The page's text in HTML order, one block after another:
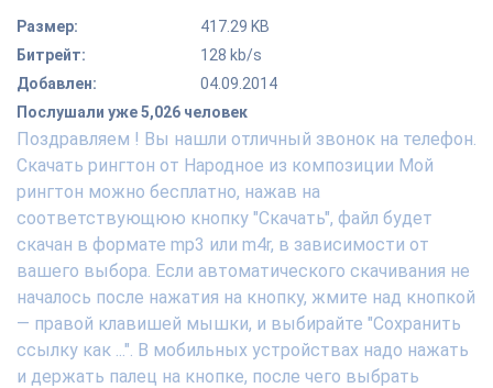
Размер:
417.29 KB
Битрейт:
128 kb/s
Добавлен:
04.09.2014
Послушали уже 5,026 человек
Поздравляем ! Вы нашли отличный звонок на телефон.
Скачать рингтон от Народное из композиции Мой
рингтон можно бесплатно, нажав на
соответствующюю кнопку "Скачать", файл будет
скачан в формате mp3 или m4r, в зависимости от
вашего выбора. Если автоматического скачивания не
началось после нажатия на кнопку, жмите над кнопкой
— правой клавишей мышки, и выбирайте "Сохранить
ссылку как ...". В мобильных устройствах надо нажать
и держать палец на кнопке, после чего выбрать